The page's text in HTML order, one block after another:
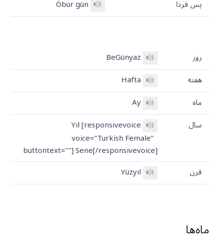
پس فردا Öbür gün
روز
BeGünyaz
هفته
Hafta
ماه
Ay
سال
Yıl [responsivevoice
voice="Turkish Female"
buttontext=""] Sene[/responsivevoice]
قرن
Yüzyıl
ماه‌ها